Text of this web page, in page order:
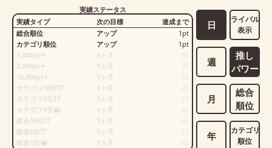
実績ステータス
実績タイプ
次の目標
達成まで
総合順位
アップ 1 pt
カテゴリ順位
アップ 1 pt
1,000pt
1ヶ月
日
5,000pt
1ヶ月
日
10,000pt
1ヶ月
日
カテゴリ10位
1ヶ月
日
カテゴリ5位
1ヶ月
日
カテゴリ1位
1ヶ月
日
総合10位
1ヶ月
日
総合5位
1ヶ月
日
総合1位
1ヶ月 日
日
週
月
年
ライバル
表示
推し
パワー
総合
順位
カテゴリ
順位